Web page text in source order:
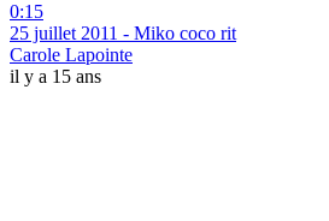
0:15
25 juillet 2011 - Miko coco rit
Carole Lapointe
il y a 15 ans